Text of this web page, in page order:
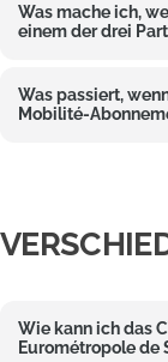
Was mache ich,
einem der drei
Was passiert,
Mobilité-
Wie kann ich das
Eurométropole de